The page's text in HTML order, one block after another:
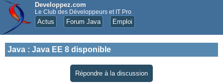
Developpez.com
Le Club des Développeurs et IT Pro
Actus Forum Java Emploi
Java : Java EE 8 disponible
Répondre à la discussion